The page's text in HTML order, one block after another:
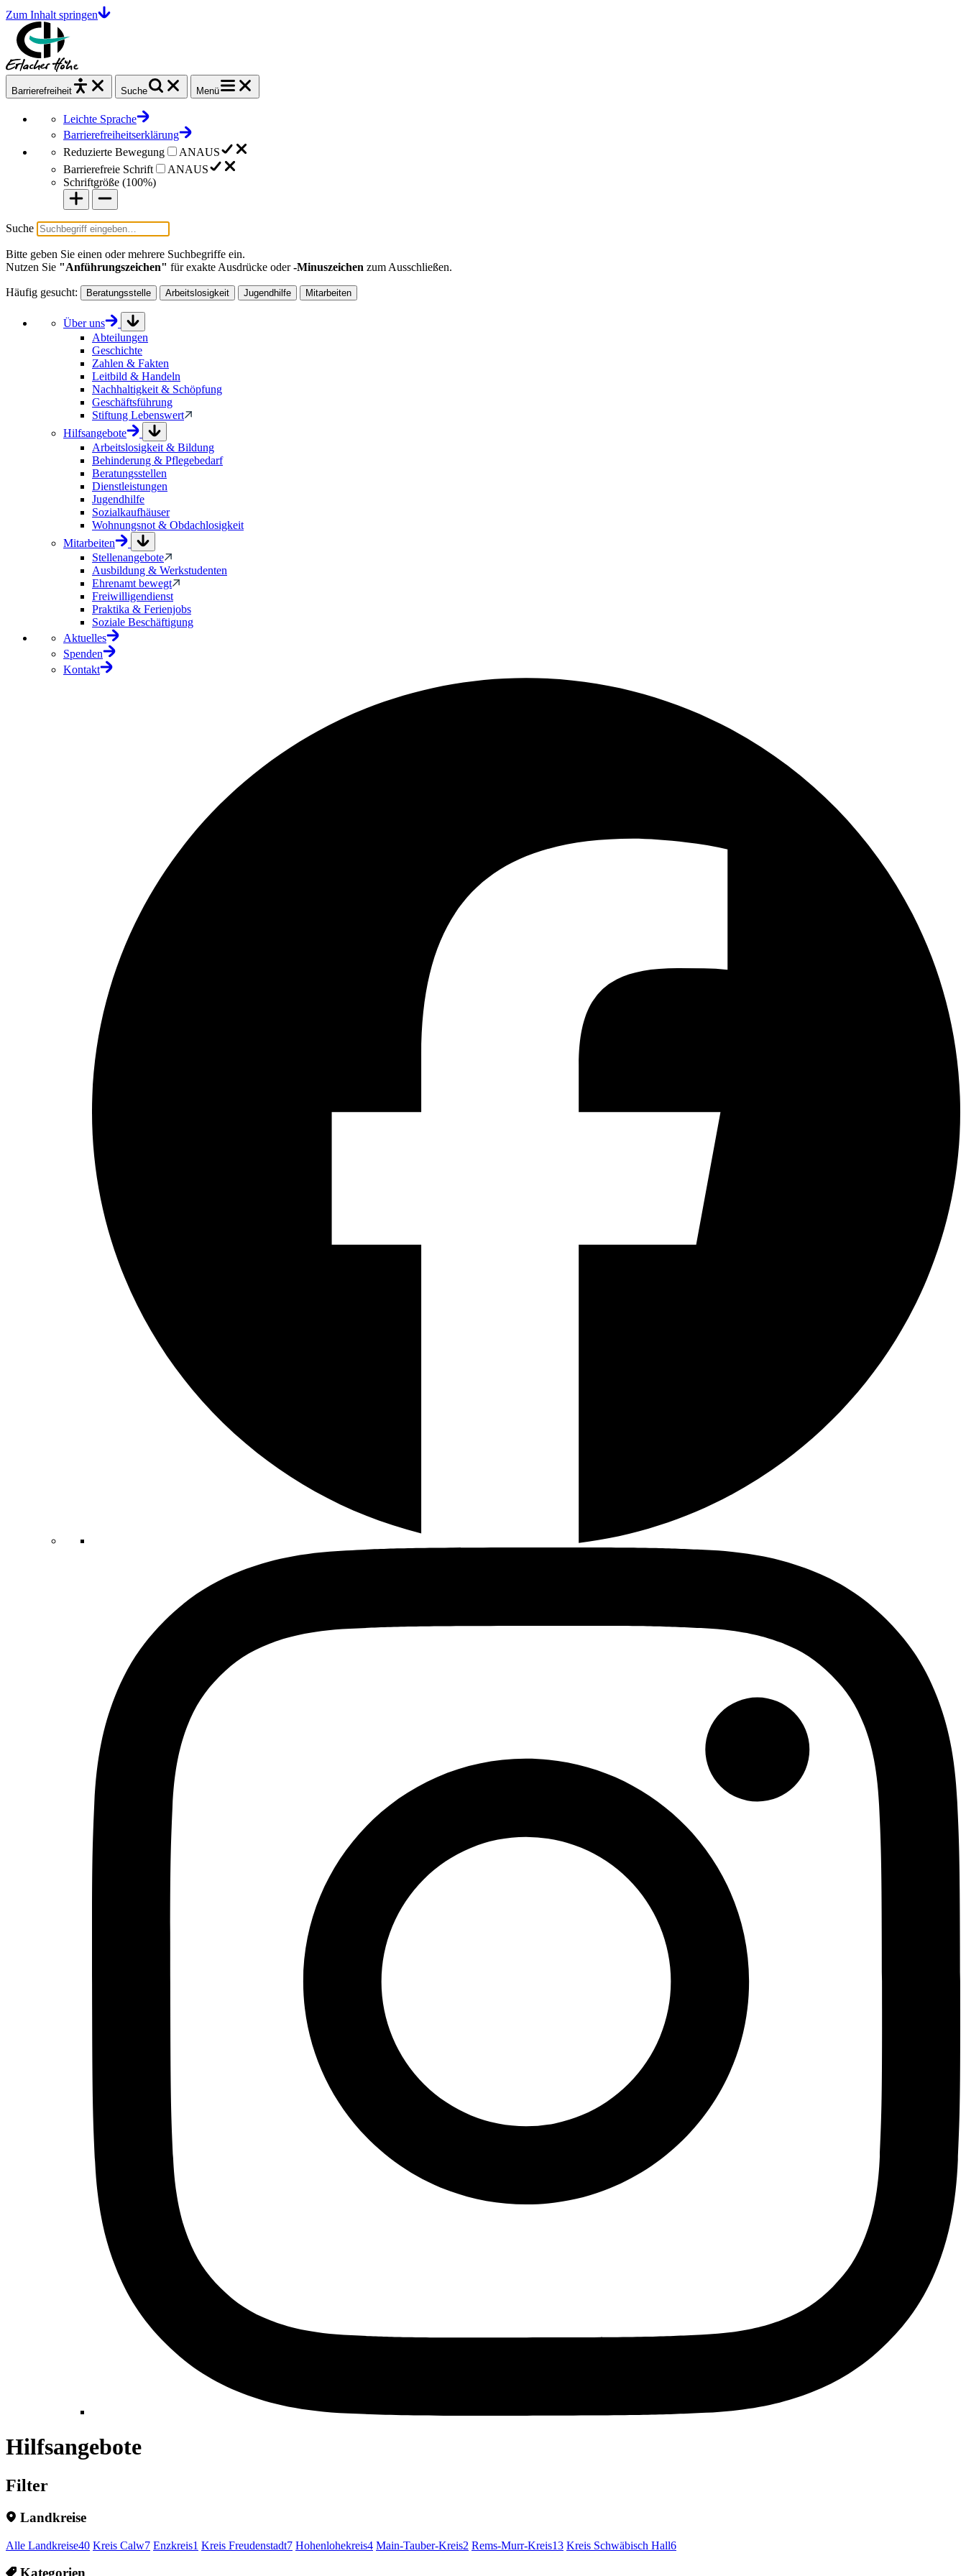
Zum Inhalt springen
Barrierefrei heit Suche Menü
Leichte Sprache
Barrierefreiheitserklärung
Reduzierte Bewegung
ANAUS
Barrierefreie Schrift
ANAUS
Schriftgröße (100%)
Suche
Bitte geben Sie einen oder mehrere Suchbegriffe ein.
Nutzen Sie "Anführungszeichen" für exakte Ausdrücke oder-Minuszeichen zum Ausschließen.
Häufig gesucht: Beratungsstelle Arbeitslosigkeit Jugendhilfe Mitarbeiten
Über uns
Abteilungen
Geschichte
Zahlen & Fakten
Leitbild & Handeln
Nachhaltigkeit & Schöpfung
Geschäftsführung
Stiftung Lebenswert
Hilfsangebote
Arbeitslosigkeit & Bildung
Behinderung & Pflegebedarf
Beratungsstellen
Dienstleistungen
Jugendhilfe
Sozialkaufhäuser
Wohnungsnot & Obdachlosigkeit
Mitarbeiten
Stellenangebote
Ausbildung & Werkstudenten
Ehrenamt bewegt
Freiwilligendienst
Praktika & Ferienjobs
Soziale Beschäftigung
Aktuelles
Spenden
Kontakt
Hilfsangebote
Filter
Landkreise
Alle Landkreise40 Kreis Calw7 Enzkreis1 Kreis Freudenstadt7 Hohenlohekreis4 Main-Tauber-Kreis2 Rems-Murr-Kreis13 Kreis Schwäbisch Hall6
Kategorien